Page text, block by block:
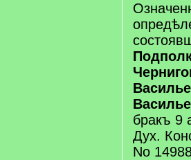
бракъ 9
Дух.
No